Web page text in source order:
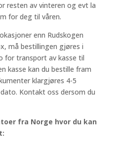
resten av vinteren og evt la
for deg til våren.
enn Rudskogen
må bestillingen gjøres i
for transport av kasse til
kasse kan du bestille fram
klargjøres 4-5
Kontakt oss dersom du
fra Norge hvor du kan